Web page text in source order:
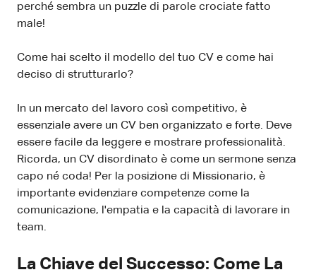
perché sembra un puzzle di parole crociate fatto
male!
Come hai scelto il modello del tuo CV e come hai
deciso di strutturarlo?
In un mercato del lavoro così competitivo, è
essenziale avere un CV ben organizzato e forte. Deve
essere facile da leggere e mostrare professionalità.
Ricorda, un CV disordinato è come un sermone senza
capo né coda! Per la posizione di Missionario, è
importante evidenziare competenze come la
comunicazione, l'empatia e la capacità di lavorare in
team.
La Chiave del Successo: Come La